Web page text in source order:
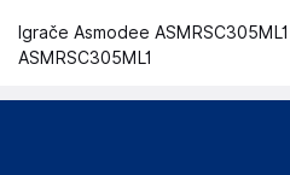
Igrače Asmodee
ASMRSC305ML1